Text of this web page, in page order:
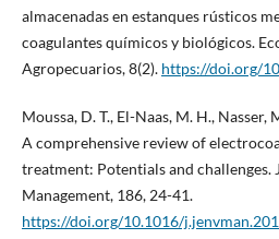
almacenadas en estanques rústicos
coagulantes químicos y biológicos.
Agropecuarios, 8(2). https://doi.org/
Moussa, D. T., El-Naas, M. H.,
A comprehensive review of
treatment: Potentials and
Management, 186, 24-41.
https://doi.org/10.1016/